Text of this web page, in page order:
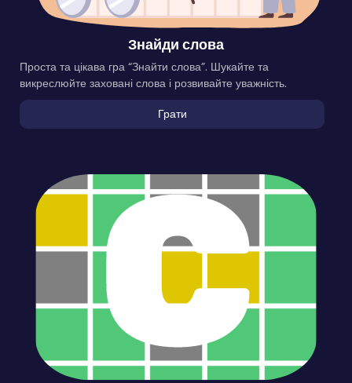
Знайди слова
Проста та цікава гра “Знайти слова”. Шукайте та
викреслюйте заховані слова і розвивайте уважність.
Грати